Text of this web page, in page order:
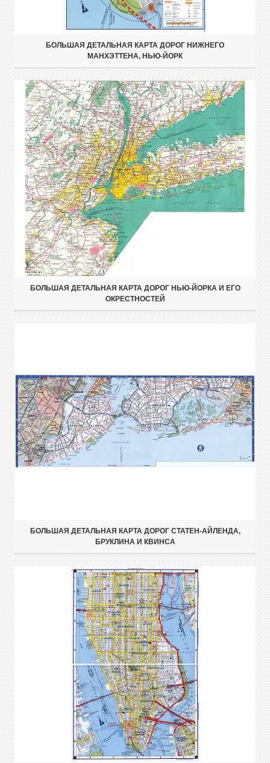
БОЛЬШАЯ ДЕТАЛЬНАЯ КАРТА ДОРОГ НИЖНЕГО
МАНХЭТТЕНА, НЬЮ-ЙОРК
БОЛЬШАЯ ДЕТАЛЬНАЯ КАРТА ДОРОГ НЬЮ-ЙОРКА И ЕГО
ОКРЕСТНОСТЕЙ
БОЛЬШАЯ ДЕТАЛЬНАЯ КАРТА ДОРОГ СТАТЕН-АЙЛЕНДА,
БРУКЛИНА И КВИНСА